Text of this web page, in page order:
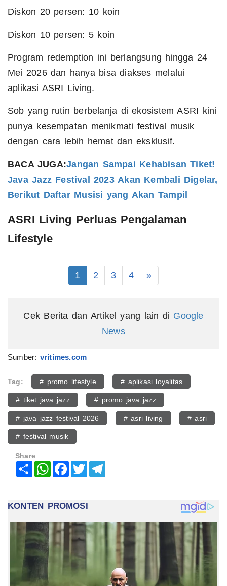
Diskon 20 persen: 10 koin
Diskon 10 persen: 5 koin
Program redemption ini berlangsung hingga 24
Mei 2026 dan hanya bisa diakses melalui
aplikasi ASRI Living.
Sob yang rutin berbelanja di ekosistem ASRI kini
punya kesempatan menikmati festival musik
dengan cara lebih hemat dan eksklusif.
BACA JUGA:Jangan Sampai Kehabisan Tiket!
Java Jazz Festival 2023 Akan Kembali Digelar,
Berikut Daftar Musisi yang Akan Tampil
ASRI Living Perluas Pengalaman
Lifestyle
1 2 3 4 »
Cek Berita dan Artikel yang lain di Google
News
Sumber: vritimes.com
Tag: # promo lifestyle # aplikasi loyalitas
# tiket java jazz # promo java jazz
# java jazz festival 2026 # asri living # asri
# festival musik
Share
Share WhatsAppFacebook
Twitter